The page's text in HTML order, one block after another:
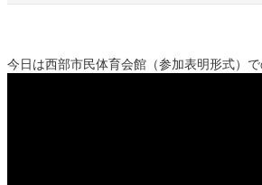
今日は西部市民体育会館（参加表明形式）で